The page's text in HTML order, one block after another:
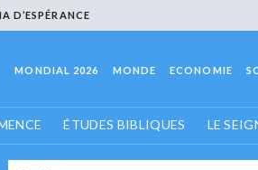
D’ESPÉRANCE
MONDIAL 2026 MONDE ECONOMIE
ÉTUDES BIBLIQUES LE